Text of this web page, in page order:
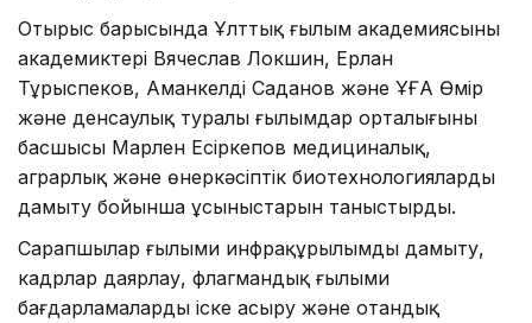
Отырыс барысында Ұлттық ғылым академиясының
академиктері Вячеслав Локшин, Ерлан
Тұрыспеков, Аманкелді Саданов және ҰҒА Өмір
және денсаулық туралы ғылымдар орталығының
басшысы Марлен Есіркепов медициналық,
аграрлық және өнеркәсіптік биотехнологияларды
дамыту бойынша ұсыныстарын таныстырды.
Сарапшылар ғылыми инфрақұрылымды дамыту,
кадрлар даярлау, флагмандық ғылыми
бағдарламаларды іске асыру және отандық